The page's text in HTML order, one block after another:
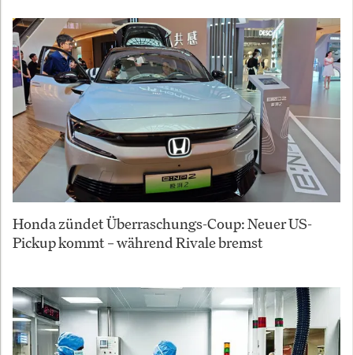
Honda zündet Überraschungs-Coup: Neuer US-
Pickup kommt – während Rivale bremst